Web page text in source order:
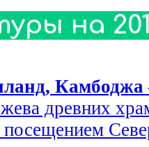
на
древних